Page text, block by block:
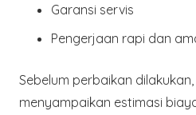
Garansi servis
Pengerjaan rapi dan
Sebelum perbaikan
menyampaikan estimasi